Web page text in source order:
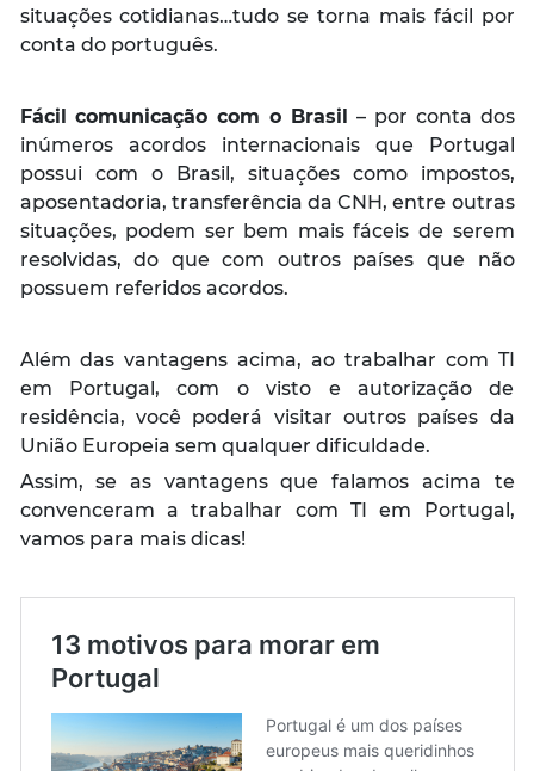
situações cotidianas…tudo se torna mais fácil por
conta do português.
Fácil comunicação com o Brasil – por conta dos
inúmeros acordos internacionais que Portugal
possui com o Brasil, situações como impostos,
aposentadoria, transferência da CNH, entre outras
situações, podem ser bem mais fáceis de serem
resolvidas, do que com outros países que não
possuem referidos acordos.
Além das vantagens acima, ao trabalhar com TI
em Portugal, com o visto e autorização de
residência, você poderá visitar outros países da
União Europeia sem qualquer dificuldade.
Assim, se as vantagens que falamos acima te
convenceram a trabalhar com TI em Portugal,
vamos para mais dicas!